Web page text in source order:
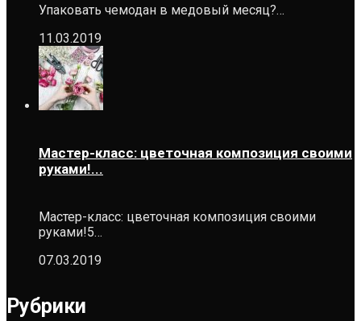
Упаковать чемодан в медовый месяц?…
11.03.2019
Мастер-класс: цветочная композиция своими
руками!...
Мастер-класс: цветочная композиция своими
руками!5…
07.03.2019
Рубрики